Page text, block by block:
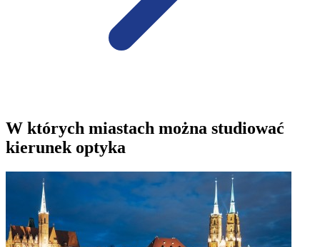
W których miastach można studiować
kierunek optyka